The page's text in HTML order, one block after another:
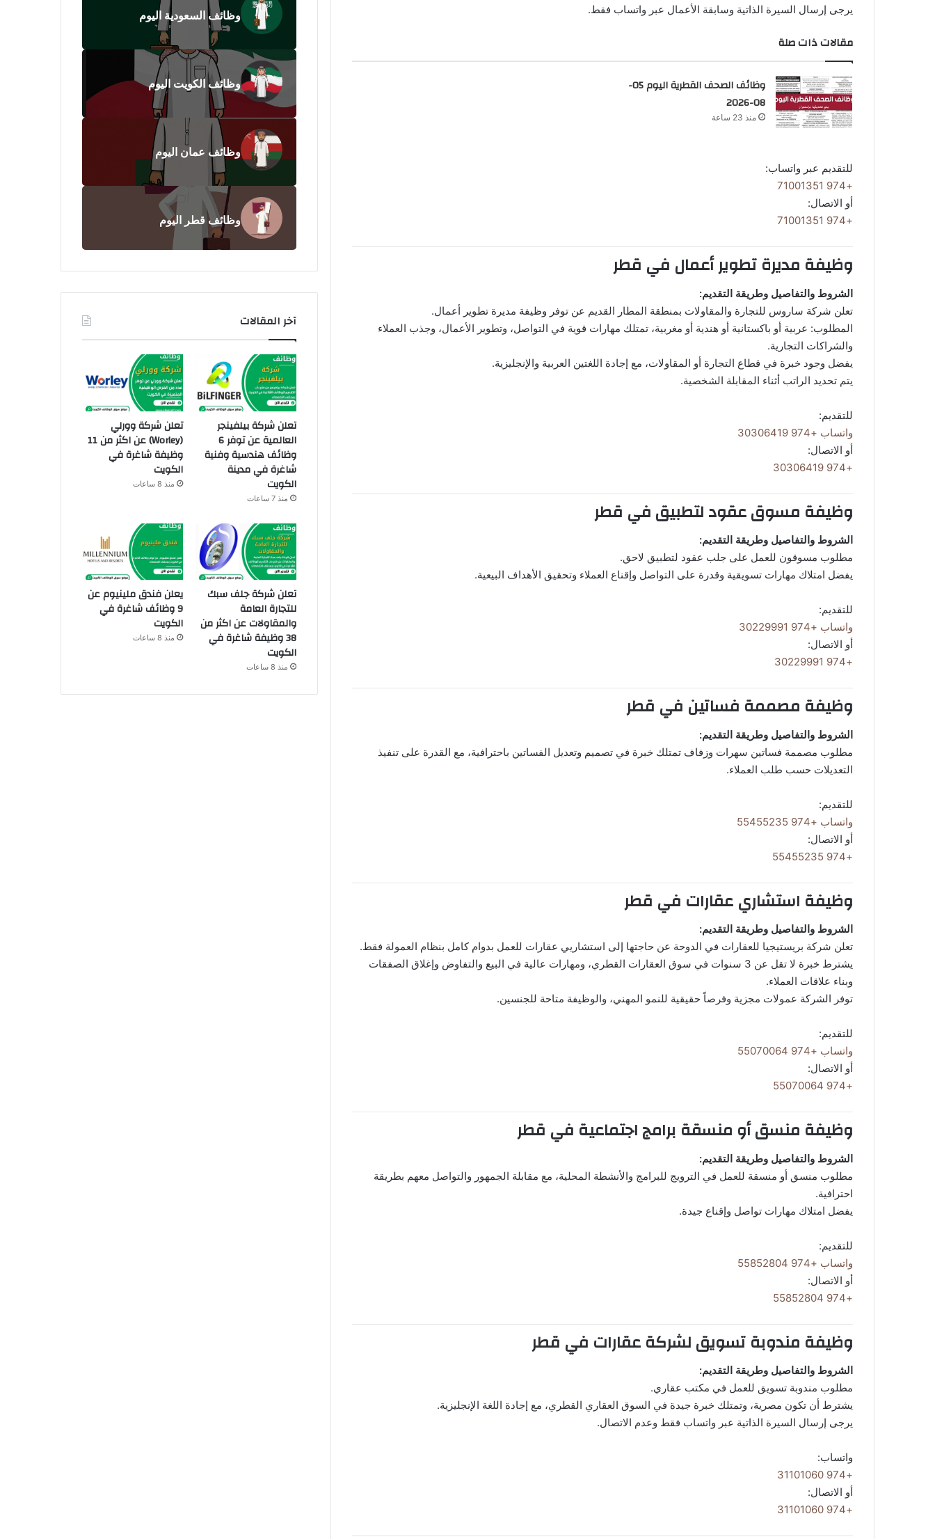
يرجى إرسال السيرة الذاتية وسابقة الأعمال عبر واتساب فقط.
مقالات ذات صلة
وظائف الصحف القطرية اليوم 05-
08-2026
منذ 23 ساعة
للتقديم عبر واتساب:
+974 71001351
أو الاتصال:
+974 71001351
وظيفة مديرة تطوير أعمال في قطر
الشروط والتفاصيل وطريقة التقديم:
تعلن شركة ساروس للتجارة والمقاولات بمنطقة المطار القديم عن توفر وظيفة مديرة تطوير أعمال.
المطلوب: عربية أو باكستانية أو هندية أو مغربية، تمتلك مهارات قوية في التواصل، وتطوير الأعمال، وجذب العملاء
والشراكات التجارية.
يفضل وجود خبرة في قطاع التجارة أو المقاولات، مع إجادة اللغتين العربية والإنجليزية.
يتم تحديد الراتب أثناء المقابلة الشخصية.
للتقديم:
واتساب +974 30306419
أو الاتصال:
+974 30306419
وظيفة مسوق عقود لتطبيق في قطر
الشروط والتفاصيل وطريقة التقديم:
مطلوب مسوقون للعمل على جلب عقود لتطبيق لاحق.
يفضل امتلاك مهارات تسويقية وقدرة على التواصل وإقناع العملاء وتحقيق الأهداف البيعية.
للتقديم:
واتساب +974 30229991
أو الاتصال:
+974 30229991
وظيفة مصممة فساتين في قطر
الشروط والتفاصيل وطريقة التقديم:
مطلوب مصممة فساتين سهرات وزفاف تمتلك خبرة في تصميم وتعديل الفساتين باحترافية، مع القدرة على تنفيذ
التعديلات حسب طلب العملاء.
للتقديم:
واتساب +974 55455235
أو الاتصال:
+974 55455235
وظيفة استشاري عقارات في قطر
الشروط والتفاصيل وطريقة التقديم:
تعلن شركة بريستيجيا للعقارات في الدوحة عن حاجتها إلى استشاريي عقارات للعمل بدوام كامل بنظام العمولة فقط.
يشترط خبرة لا تقل عن 3 سنوات في سوق العقارات القطري، ومهارات عالية في البيع والتفاوض وإغلاق الصفقات
وبناء علاقات العملاء.
توفر الشركة عمولات مجزية وفرصاً حقيقية للنمو المهني، والوظيفة متاحة للجنسين.
للتقديم:
واتساب +974 55070064
أو الاتصال:
+974 55070064
وظيفة منسق أو منسقة برامج اجتماعية في قطر
الشروط والتفاصيل وطريقة التقديم:
مطلوب منسق أو منسقة للعمل في الترويج للبرامج والأنشطة المحلية، مع مقابلة الجمهور والتواصل معهم بطريقة
احترافية.
يفضل امتلاك مهارات تواصل وإقناع جيدة.
للتقديم:
واتساب +974 55852804
أو الاتصال:
+974 55852804
وظيفة مندوبة تسويق لشركة عقارات في قطر
الشروط والتفاصيل وطريقة التقديم:
مطلوب مندوبة تسويق للعمل في مكتب عقاري.
يشترط أن تكون مصرية، وتمتلك خبرة جيدة في السوق العقاري القطري، مع إجادة اللغة الإنجليزية.
يرجى إرسال السيرة الذاتية عبر واتساب فقط وعدم الاتصال.
واتساب:
+974 31101060
أو الاتصال:
+974 31101060
وظائف السعودية اليوم
وظائف الكويت اليوم
وظائف عمان اليوم
وظائف قطر اليوم
آخر المقالات
تعلن شركة بيلفينجر
العالمية عن توفر 6
وظائف هندسية وفنية
شاغرة في مدينة
الكويت
منذ 7 ساعات
تعلن شركة وورلي
(Worley) عن اكثر من 11
وظيفة شاغرة في
الكويت
منذ 8 ساعات
تعلن شركة جلف سبك
للتجارة العامة
والمقاولات عن اكثر من
38 وظيفة شاغرة في
الكويت
منذ 8 ساعات
يعلن فندق ملينيوم عن
9 وظائف شاغرة في
الكويت
منذ 8 ساعات